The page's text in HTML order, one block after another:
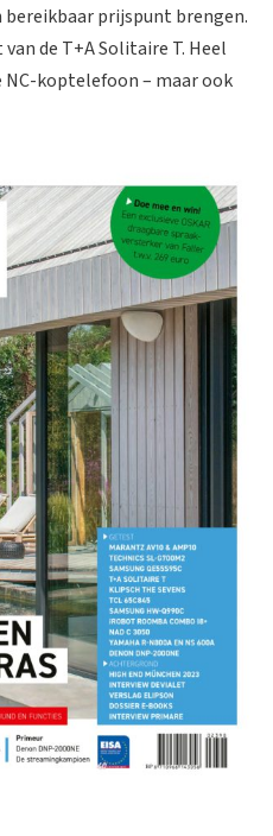
bereikbaar prijspunt brengen.
de T+A Solitaire T. Heel
NC-koptelefoon – maar ook